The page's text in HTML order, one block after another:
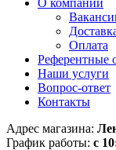
О компании
Оплата
Референтные
Наши услуги
Вопрос-ответ
Контакты
Адрес магазина:
График работы: с